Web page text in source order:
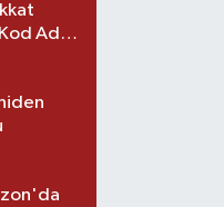
Adı